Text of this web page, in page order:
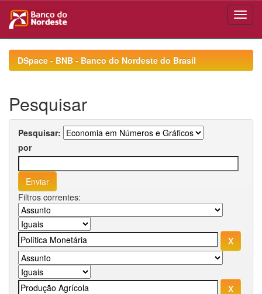
navigationDSpace - BNB - Banco do Nordeste do Brasil
Pesquisar
Pesquisar:
por
Filtros correntes: